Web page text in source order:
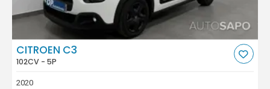
CITROEN C3
102CV - 5P
2020